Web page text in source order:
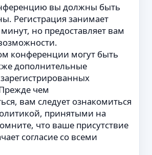
вы должны быть
Регистрация занимает
но предоставляет вам
конференции могут быть
дополнительные
чем
вам следует ознакомиться
принятыми на
что ваше присутствие
согласие со всеми